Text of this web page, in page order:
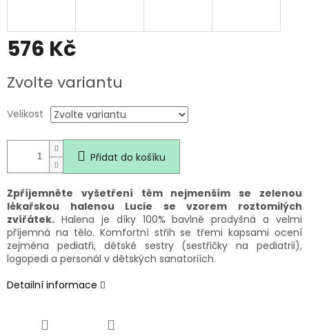
576 Kč
cena:
Zvolte variantu
Velikost
Přidat do košíku
Zpříjemněte vyšetření těm nejmenším se zelenou
lékařskou halenou Lucie se vzorem roztomilých
zvířátek. Halena je díky 100% bavlně prodyšná a velmi
příjemná na tělo. Komfortní střih se třemi kapsami ocení
zejména pediatři, dětské sestry (sestřičky na pediatrii),
logopedi a personál v dětských sanatoriích.
Detailní informace